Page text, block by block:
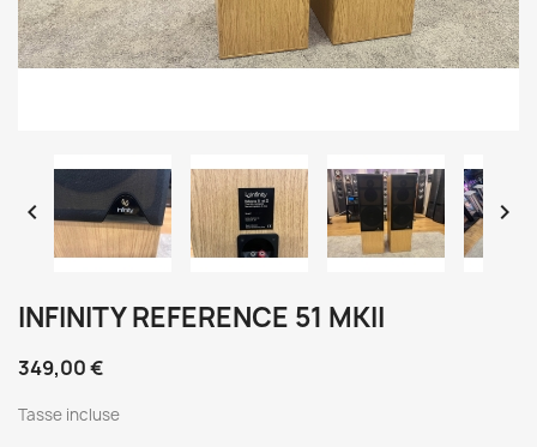
 
INFINITY REFERENCE 51 MKII
349,00 €
Tasse incluse